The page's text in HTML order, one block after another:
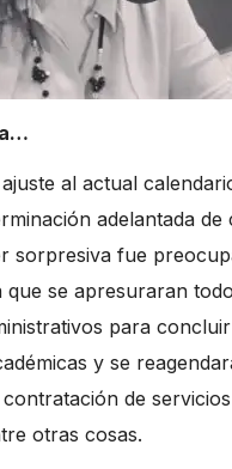
al actual
adelantada de
sorpresiva fue
que se apresuraran
para
y se
de
otras cosas.